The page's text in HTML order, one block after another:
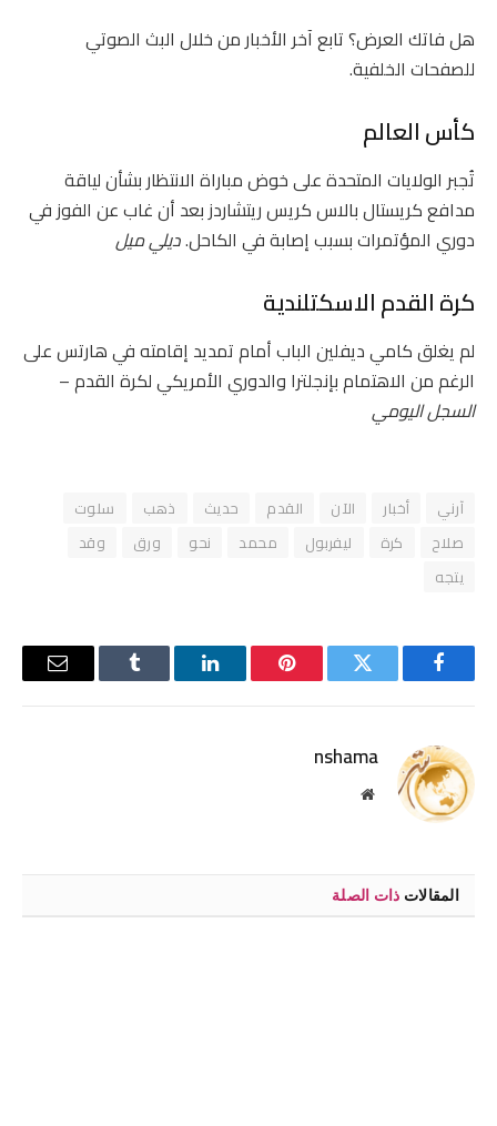
هل فاتك العرض؟ تابع آخر الأخبار من خلال البث الصوتي
للصفحات الخلفية.
كأس العالم
تُجبر الولايات المتحدة على خوض مباراة الانتظار بشأن لياقة
مدافع كريستال بالاس كريس ريتشاردز بعد أن غاب عن الفوز في
دوري المؤتمرات بسبب إصابة في الكاحل.ديلي ميل
كرة القدم الاسكتلندية
لم يغلق كامي ديفلين الباب أمام تمديد إقامته في هارتس على
الرغم من الاهتمام بإنجلترا والدوري الأمريكي لكرة القدم –
السجل اليومي
آرني أخبار الآن القدم حديث ذهب
سلوت
صلاح
كرة ليفربول محمد نحو ورق
وقد
يتجه
فيسبوك تويتر بينتيريستلينكدإن Tumblr
البريد
nshama
موقع
المقالات ذات الصلة